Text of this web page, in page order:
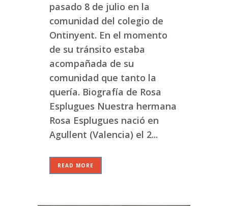
pasado 8 de julio en la
comunidad del colegio de
Ontinyent. En el momento
de su tránsito estaba
acompañada de su
comunidad que tanto la
quería. Biografía de Rosa
Esplugues Nuestra hermana
Rosa Esplugues nació en
Agullent (Valencia) el 2...
READ MORE